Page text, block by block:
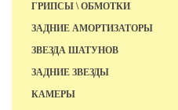
ГРИПСЫ \ ОБМОТКИ
ЗАДНИЕ АМОРТИЗАТОРЫ
ЗВЕЗДА ШАТУНОВ
ЗАДНИЕ ЗВЕЗДЫ
КАМЕРЫ